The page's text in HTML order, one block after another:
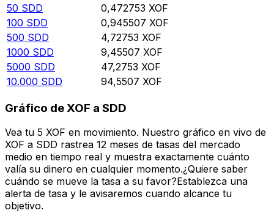
50 SDD 0,472753 XOF
100 SDD 0,945507 XOF
500 SDD 4,72753 XOF
1000 SDD 9,45507 XOF
5000 SDD 47,2753 XOF
10.000 SDD 94,5507 XOF
Gráfico de XOF a SDD
Vea tu 5 XOF en movimiento. Nuestro gráfico en vivo de
XOF a SDD rastrea 12 meses de tasas del mercado
medio en tiempo real y muestra exactamente cuánto
valía su dinero en cualquier momento.¿Quiere saber
cuándo se mueve la tasa a su favor?Establezca una
alerta de tasa y le avisaremos cuando alcance tu
objetivo.